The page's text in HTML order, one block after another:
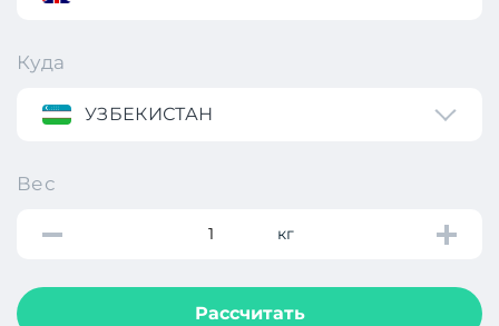
Куда
УЗБЕКИСТАН
Вес
кг
Рассчитать